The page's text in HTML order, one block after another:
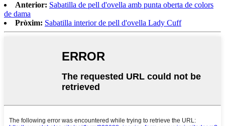
Anterior: Sabatilla de pell d'ovella amb punta oberta de colors
de dama
Pròxim: Sabatilla interior de pell d'ovella Lady Cuff